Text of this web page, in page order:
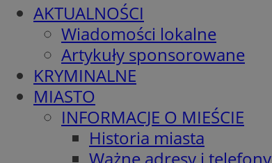
AKTUALNOŚCI
Wiadomości lokalne
Artykuły sponsorowane
KRYMINALNE
MIASTO
INFORMACJE O MIEŚCIE
Historia miasta
Ważne adresy i telefony